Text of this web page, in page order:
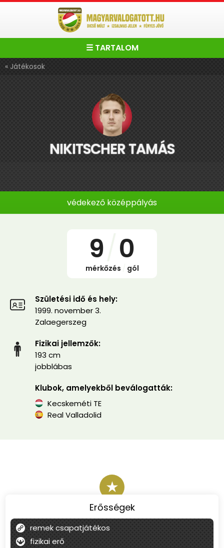
☰ TARTALOM
« Játékosok
NIKITSCHER TAMÁS
védekező középpályás
9 0
mérkőzés gól
Születési idő és hely:
1999. november 3.
Zalaegerszeg
Fizikai jellemzők:
193 cm
jobblábas
Klubok, amelyekből beválogatták:
Kecskeméti TE
Real Valladolid
★
Erősségek
remek csapatjátékos
fizikai erő